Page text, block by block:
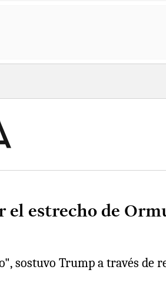
estrecho de
sostuvo Trump a través de